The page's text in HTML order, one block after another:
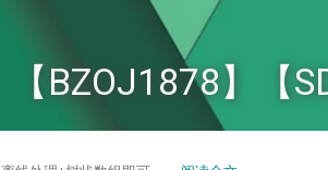
【BZOJ1878】【